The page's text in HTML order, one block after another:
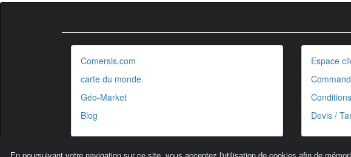
Comersis.com
carte du monde
Géo-Market
Blog
Espace
Devis /